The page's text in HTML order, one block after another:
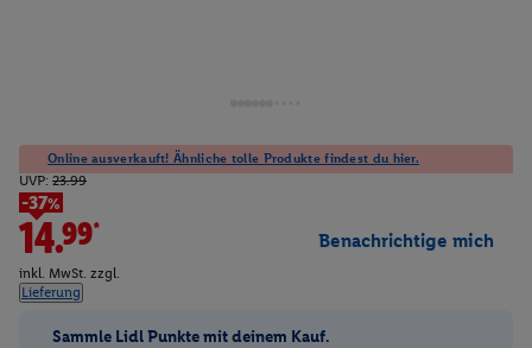
Online ausverkauft! Ähnliche tolle Produkte findest du hier.
UVP: 23.99
-37%
14.99*
inkl. MwSt. zzgl.
Lieferung
Benachrichtige mich
Sammle Lidl Punkte mit deinem Kauf.